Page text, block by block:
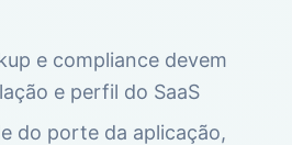
e compliance devem
e perfil do SaaS
do porte da aplicação,